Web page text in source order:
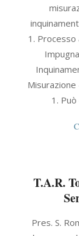
1.
1.
T.A.R.
03-
Pres. S.